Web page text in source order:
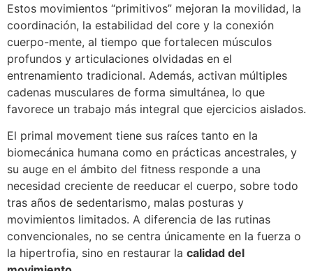
Estos movimientos “primitivos” mejoran la movilidad, la
coordinación, la estabilidad del core y la conexión
cuerpo-mente, al tiempo que fortalecen músculos
profundos y articulaciones olvidadas en el
entrenamiento tradicional. Además, activan múltiples
cadenas musculares de forma simultánea, lo que
favorece un trabajo más integral que ejercicios aislados.
El primal movement tiene sus raíces tanto en la
biomecánica humana como en prácticas ancestrales, y
su auge en el ámbito del fitness responde a una
necesidad creciente de reeducar el cuerpo, sobre todo
tras años de sedentarismo, malas posturas y
movimientos limitados. A diferencia de las rutinas
convencionales, no se centra únicamente en la fuerza o
la hipertrofia, sino en restaurar la calidad del